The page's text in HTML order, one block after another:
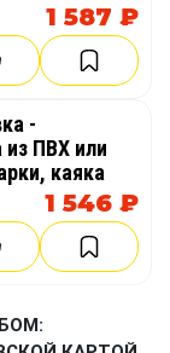
1 587 ₽
-
из ПВХ или
каяка
1 546 ₽